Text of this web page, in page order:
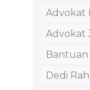
Advokat
Advokat
Dedi